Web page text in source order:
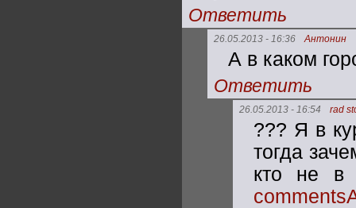
Ответить
26.05.2013 - 16:36 Антонин
А в каком
Ответить
26.05.2013 - 16:54 rad
??? Я в
тогда
кто не